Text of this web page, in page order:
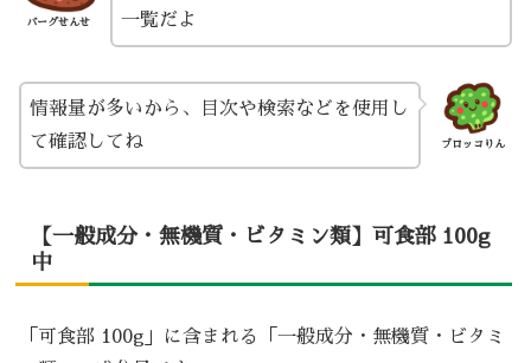
バーグせんせ
一覧だよ
ブロッコりん
情報量が多いから、目次や検索などを使用し
て確認してね
【一般成分・無機質・ビタミン類】可食部 100g
中
「可食部 100g」に含まれる「一般成分・無機質・ビタミ